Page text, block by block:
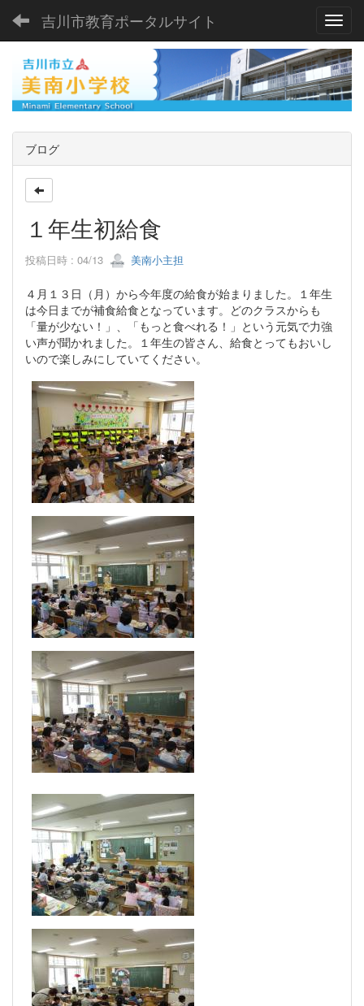
吉川市教育ポータルサイト
ブログ
１年生初給食
投稿日時 : 04/13 美南小主担
４月１３日（月）から今年度の給食が始まりました。１年生
は今日までが補食給食となっています。どのクラスからも
「量が少ない！」、「もっと食べれる！」という元気で力強
い声が聞かれました。１年生の皆さん、給食とってもおいし
いので楽しみにしていてください。